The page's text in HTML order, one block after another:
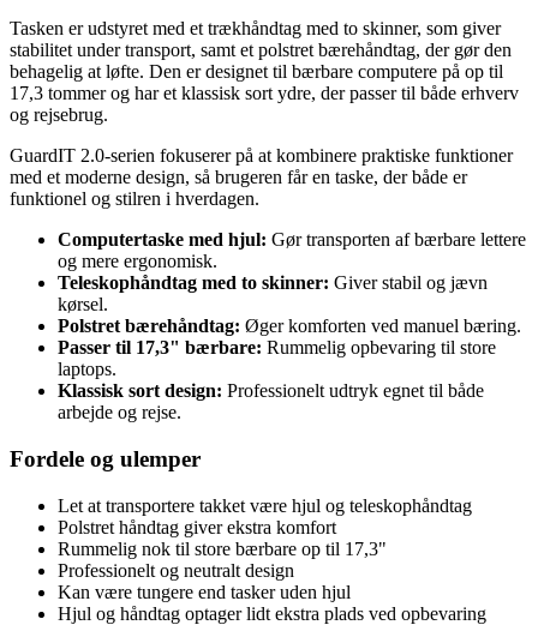
Tasken er udstyret med et trækhåndtag med to skinner, som giver
stabilitet under transport, samt et polstret bærehåndtag, der gør den
behagelig at løfte. Den er designet til bærbare computere på op til
17,3 tommer og har et klassisk sort ydre, der passer til både erhverv
og rejsebrug.
GuardIT 2.0-serien fokuserer på at kombinere praktiske funktioner
med et moderne design, så brugeren får en taske, der både er
funktionel og stilren i hverdagen.
Computertaske med hjul: Gør transporten af bærbare lettere
og mere ergonomisk.
Teleskophåndtag med to skinner: Giver stabil og jævn
kørsel.
Polstret bærehåndtag: Øger komforten ved manuel bæring.
Passer til 17,3" bærbare: Rummelig opbevaring til store
laptops.
Klassisk sort design: Professionelt udtryk egnet til både
arbejde og rejse.
Fordele og ulemper
Let at transportere takket være hjul og teleskophåndtag
Polstret håndtag giver ekstra komfort
Rummelig nok til store bærbare op til 17,3"
Professionelt og neutralt design
Kan være tungere end tasker uden hjul
Hjul og håndtag optager lidt ekstra plads ved opbevaring